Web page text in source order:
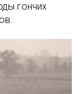
гончих